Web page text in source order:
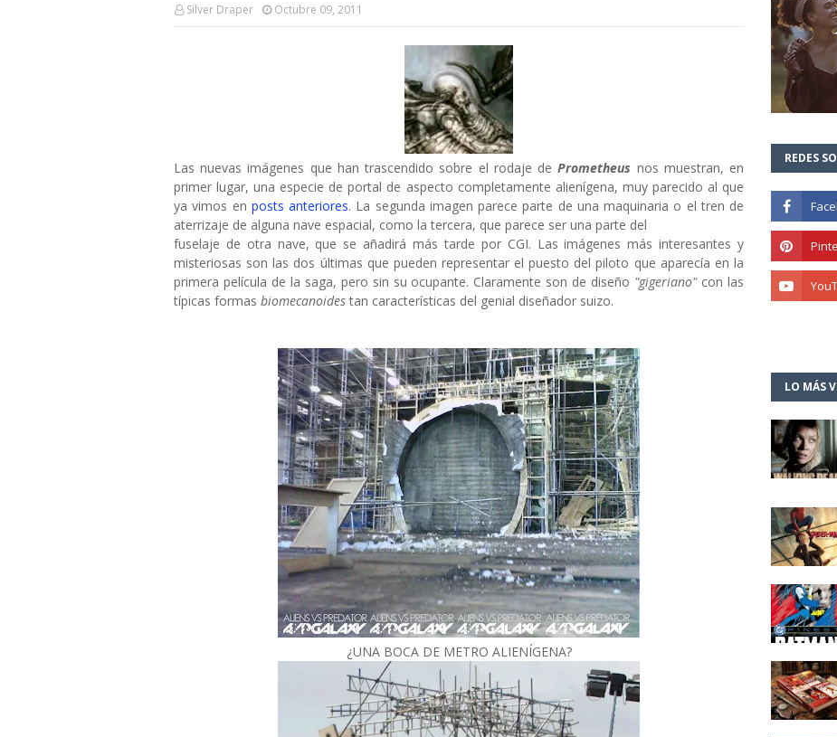
Silver Draper Octubre 09, 2011
Las nuevas imágenes que han trascendido sobre el rodaje dePrometheus nos muestran, en
primer lugar, una especie de portal de aspecto completamente alienígena, muy parecido al que
ya vimos en posts anteriores. La segunda imagen parece parte de una maquinaria o el tren de
aterrizaje de alguna nave espacial, como la tercera, que parece ser una parte del
fuselaje de otra nave, que se añadirá más tarde por CGI. Las imágenes más interesantes y
misteriosas son las dos últimas que pueden representar el puesto del piloto que aparecía en la
primera película de la saga, pero sin su ocupante. Claramente son de diseño "gigeriano"con las
típicas formas biomecanoidestan características del genial diseñador suizo.
¿UNA BOCA DE METRO ALIENÍGENA?
REDES
LO MÁS